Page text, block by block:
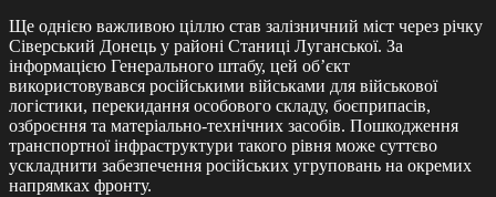
Ще однією важливою ціллю став залізничний міст через річку
Сіверський Донець у районі Станиці Луганської. За
інформацією Генерального штабу, цей об’єкт
використовувався російськими військами для військової
логістики, перекидання особового складу, боєприпасів,
озброєння та матеріально-технічних засобів. Пошкодження
транспортної інфраструктури такого рівня може суттєво
ускладнити забезпечення російських угруповань на окремих
напрямках фронту.